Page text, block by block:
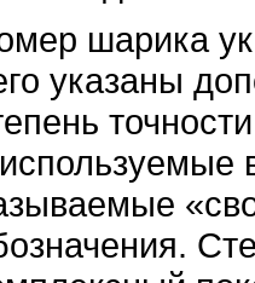
шарика
указаны